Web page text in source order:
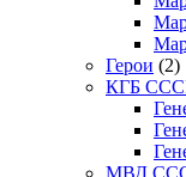
Герои (2)
КГБ
МВД